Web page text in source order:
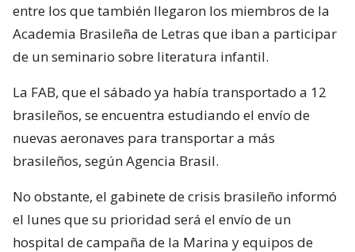
entre los que también llegaron los miembros de la
Academia Brasileña de Letras que iban a participar
de un seminario sobre literatura infantil.
La FAB, que el sábado ya había transportado a 12
brasileños, se encuentra estudiando el envío de
nuevas aeronaves para transportar a más
brasileños, según Agencia Brasil.
No obstante, el gabinete de crisis brasileño informó
el lunes que su prioridad será el envío de un
hospital de campaña de la Marina y equipos de